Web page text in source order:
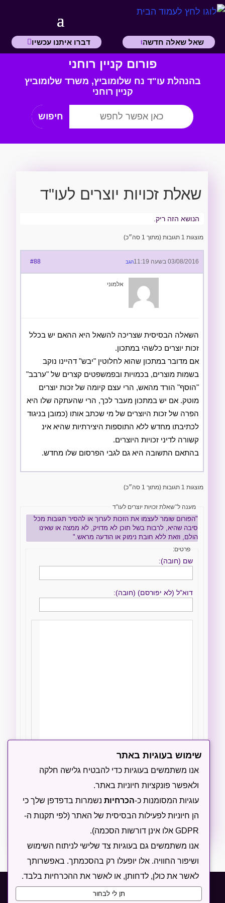
דברו איתנו עכשיו שאל שאלה חדשה
פורום קניין רוחני
בהנהלת עו"ד נח שלומוביץ, משרד שלומוביץ
קניין רוחני
שאלת זכויות יוצרים לעו"ד
הנושא הזה ריק.
מוצגות 1 תגובות (מתוך 1 סה״כ)
03/08/2016 בשעה 11:19 #88 הגב
אלמוני
השאלה הבסיסית שצריכה להשאל היא ההאם יש בכלל
זכות יוצרים כלשהי במתכון.
אם מדובר במתכון שהוא לחלוטין "יבש" דהיינו נוקב
בשמות מוצרים, בכמויות ובפמשפטים קצרים של "ערבב"
"הוסף" הורד מהאש, הרי עצם קיומה של זכות יוצרים
מוטק. אם יש במתכון מעבר לכך, הרי שהעתקה שלו היא
הפרה של זכות היוצרים של מי שכתב אותו (כמובן בניגוד
לכתיבתו מחדש ללא התוספות היצירתיות שהיא אינ
קשורה לדיני זכויות היוצרים.
בהתאם התשובה היא גם לגבי הפרסום שלו מחדש.
מוצגות 1 תגובות (מתוך 1 סה״כ)
מענה ל־שאלת זכויות יוצרים לעו"ד
"הפורום שומר לעצמו את הזכות לערוך או להסיר תגובות מכל
סיבה שהיא, לרבות בשל תוכן לא מדויק, לא ממצה או שאינו
הולם, וזאת ללא חובת נימוק או הודעה מראש."
פרטים:
שם (חובה):
דוא"ל (לא יפורסם) (חובה):
הודיעו לי על תגובות חדשות באמצעות מייל
תקנון מדיניות פרטיות
מדיניות עוגיות
שימוש בעוגיות באתר
אנו משתמשים בעוגיות כדי להבטיח גלישה חלקה
ולאפשר פונקציות חיוניות באתר.
עוגיות המסומנות כ-הכרחיותנשמרות בדפדפן שלך כי
הן חיוניות לפעילות הבסיסית של האתר (לפי תקנות ה-
GDPR אלו אינן דורשות הסכמה).
אנו משתמשים גם בעוגיות צד שלישי לניתוח השימוש
ושיפור החוויה. אלו יופעלו רק בהסכמתך. באפשרותך
לאשר את כולן, לדחותן, או לאשר את ההכרחיות בלבד.
תן לי לבחור